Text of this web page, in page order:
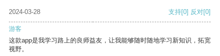
2024-03-28 支持[0] 反对[0]
游客
这款app是我学习路上的良师益友，让我能够随时随地学习新知识，拓宽
视野。